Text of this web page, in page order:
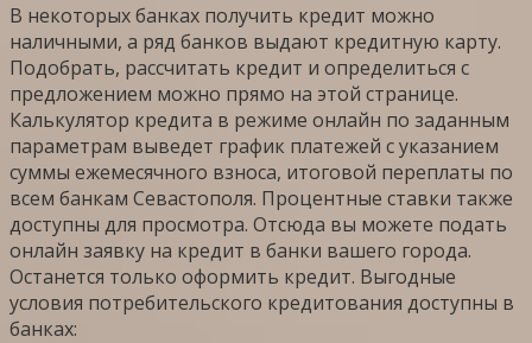
В некоторых банках получить кредит можно
наличными, а ряд банков выдают кредитную карту.
Подобрать, рассчитать кредит и определиться с
предложением можно прямо на этой странице.
Калькулятор кредита в режиме онлайн по заданным
параметрам выведет график платежей с указанием
суммы ежемесячного взноса, итоговой переплаты по
всем банкам Севастополя. Процентные ставки также
доступны для просмотра. Отсюда вы можете подать
онлайн заявку на кредит в банки вашего города.
Останется только оформить кредит. Выгодные
условия потребительского кредитования доступны в
банках: